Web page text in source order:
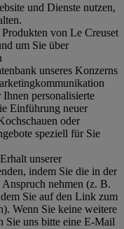
und Dienste nutzen,
von Le Creuset
um Sie über
unseres Konzerns
personalisierte
Einführung neuer
oder
speziell für Sie
unserer
indem Sie die in der
nehmen (z. B.
Sie auf den Link zum
Wenn Sie keine weitere
Sie uns bitte eine E-Mail